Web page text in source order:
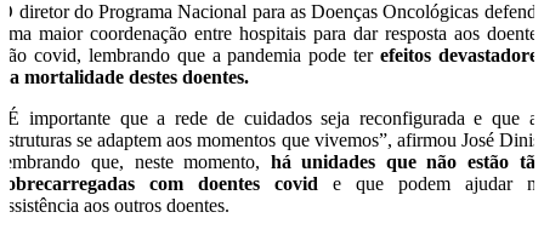
O diretor do Programa Nacional para as Doenças Oncológicas defende
uma maior coordenação entre hospitais para dar resposta aos doentes
não covid, lembrando que a pandemia pode ter efeitos devastadores
na mortalidade destes doentes.
“É importante que a rede de cuidados seja reconfigurada e que as
estruturas se adaptem aos momentos que vivemos”, afirmou José Dinis,
lembrando que, neste momento, há unidades que não estão tão
sobrecarregadas com doentes covid e que podem ajudar na
assistência aos outros doentes.